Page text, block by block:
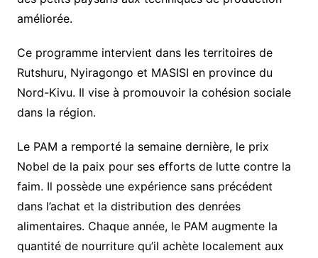
améliorée.
Ce programme intervient dans les territoires de
Rutshuru, Nyiragongo et MASISI en province du
Nord-Kivu. Il vise à promouvoir la cohésion sociale
dans la région.
Le PAM a remporté la semaine dernière, le prix
Nobel de la paix pour ses efforts de lutte contre la
faim. Il possède une expérience sans précédent
dans l’achat et la distribution des denrées
alimentaires. Chaque année, le PAM augmente la
quantité de nourriture qu’il achète localement aux